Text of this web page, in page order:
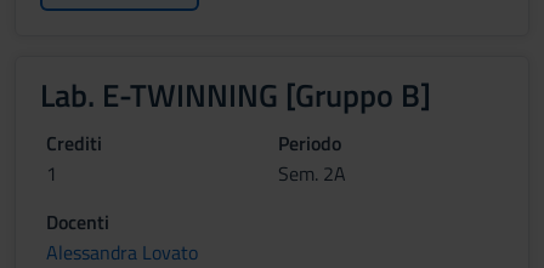
Lab. E-TWINNING [Gruppo B]
Crediti
1
Periodo
Sem. 2A
Docenti
Alessandra Lovato